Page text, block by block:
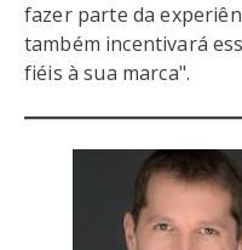
fazer parte da
também incentivará
fiéis à sua marca".